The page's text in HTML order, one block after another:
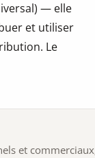
— elle
et utiliser
Le
et